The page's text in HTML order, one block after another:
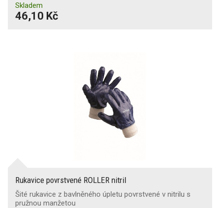
Skladem
46,10 Kč
Rukavice povrstvené ROLLER nitril
Šité rukavice z bavlněného úpletu povrstvené v nitrilu s
pružnou manžetou